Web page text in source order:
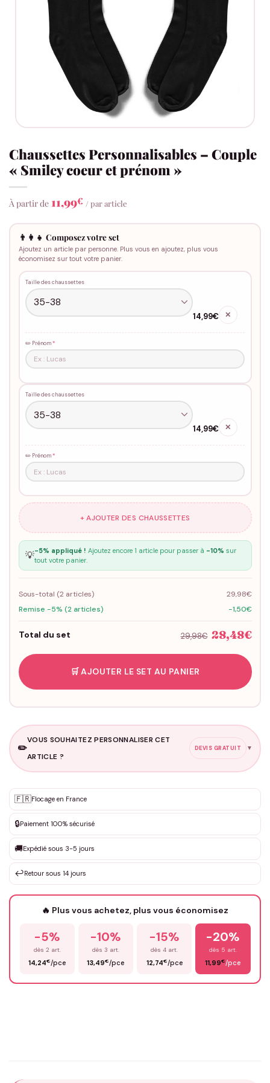
Chaussettes Personnalisables – Couple
« Smiley coeur et prénom »
À partir de 11,99€ / par article
👨‍👩‍👧 Composez votre set
Ajoutez un article par personne. Plus vous en ajoutez, plus vous
économisez sur tout votre panier.
Taille des chaussettes
14,99€ ✕
✏️ Prénom*
Taille des chaussettes
14,99€ ✕
✏️ Prénom*
+ AJOUTER DES CHAUSSETTES
💡-5% appliqué ! Ajoutez encore 1 article pour passer à -10% sur
tout votre panier.
Sous-total (2articles)
29,98€
Remise -5% (2 articles)
-1,50€
Total du set 29,98€ 28,48€
🛒 AJOUTER LE SET AU PANIER
✏️
VOUS SOUHAITEZ PERSONNALISER CET
ARTICLE ?
DEVIS GRATUIT ▼
✨ Personnalisation sur mesure
DEVIS GRATUIT · Personnalisation de 3 à 10€ selon la demande
Que souhaitez-vous ?*
Votre texte / idée*
Prénom*
🇫🇷Flocage en France
🔒Paiement 100% sécurisé
🚚Expédié sous 3-5 jours
↩️Retour sous 14 jours
🔥 Plus vous achetez, plus vous économisez
-5%
dès 2 art.
14,24€/pce
-10%
dès 3 art.
13,49€/pce
-15%
dès 4 art.
12,74€/pce
-20%
dès 5 art.
11,99€/pce